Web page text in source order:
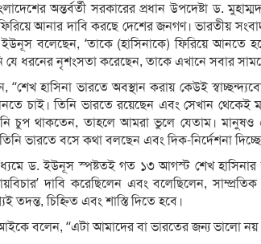
অন্তর্বর্তী সরকারের প্রধান উপদেষ্টা ড.
আনার দাবি করছে দেশের জনগণ। ভারতীয়
ইউনূস বলেছেন, ‘তাকে (হাসিনাকে) ফিরিয়ে আনতে
যে ধরনের নৃশংসতা করেছেন, তাকে এখানে সবার
হাসিনা ভারতে অবস্থান করায় কেউই
চাই। তিনি ভারতে রয়েছেন এবং সেখান থেকেই
চুপ থাকতেন, তাহলে আমরা ভুলে যেতাম।
ভারতে বসে কথা বলছেন এবং দিক-নির্দেশনা
ড. ইউনূস স্পষ্টতই গত ১৩ আগস্ট শেখ
দাবি করেছিলেন এবং বলেছিলেন, সাম্প্রতিক
তদন্ত, চিহ্নিত এবং শাস্তি দিতে হবে।
বলেন, ‘‘এটা আমাদের বা ভারতের জন্য ভালো নয়।